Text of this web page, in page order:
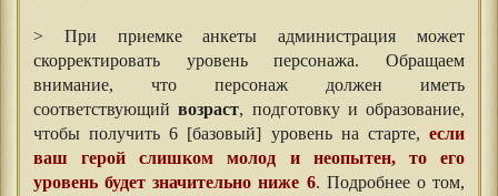
> При приемке анкеты администрация может
скорректировать уровень персонажа. Обращаем
внимание, что персонаж должен иметь
соответствующийвозраст, подготовку и образование,
чтобы получить 6 [базовый] уровень на старте, если
ваш герой слишком молод и неопытен, то его
уровень будет значительно ниже 6. Подробнее о том,